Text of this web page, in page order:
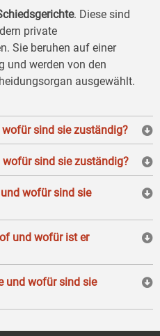
. Diese sind
private
Sie beruhen auf einer
und werden von den
ausgewählt.
sind sie zuständig?
sind sie zuständig?
wofür sind sie
und wofür ist er
und wofür sind sie